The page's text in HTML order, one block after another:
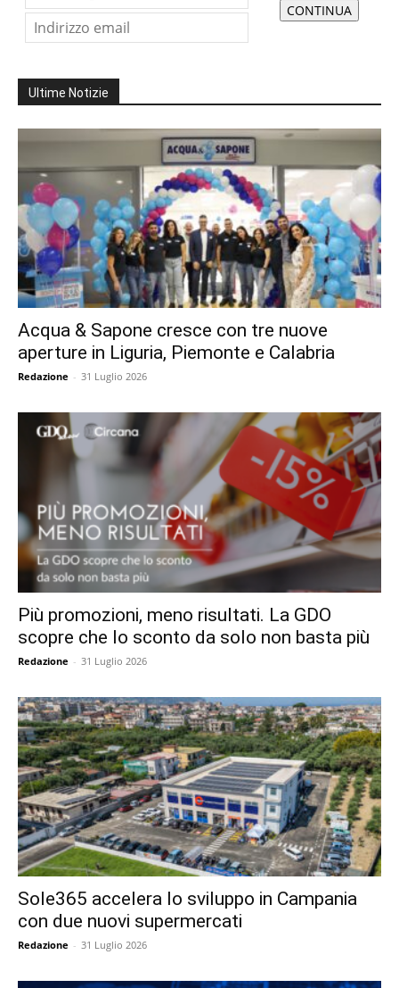
Ultime Notizie
Acqua & Sapone cresce con tre nuove
aperture in Liguria, Piemonte e Calabria
Redazione - 31 Luglio 2026
Più promozioni, meno risultati. La GDO
scopre che lo sconto da solo non basta più
Redazione - 31 Luglio 2026
Sole365 accelera lo sviluppo in Campania
con due nuovi supermercati
Redazione - 31 Luglio 2026